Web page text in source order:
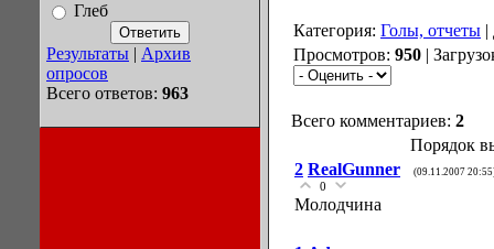
Глеб
Результаты | Архив
опросов
Всего ответов: 963
Категория: Голы, отчеты |
Просмотров: 950 |
Всего комментариев: 2
Порядок
2 RealGunner (09.11.2007
0
Молодчина